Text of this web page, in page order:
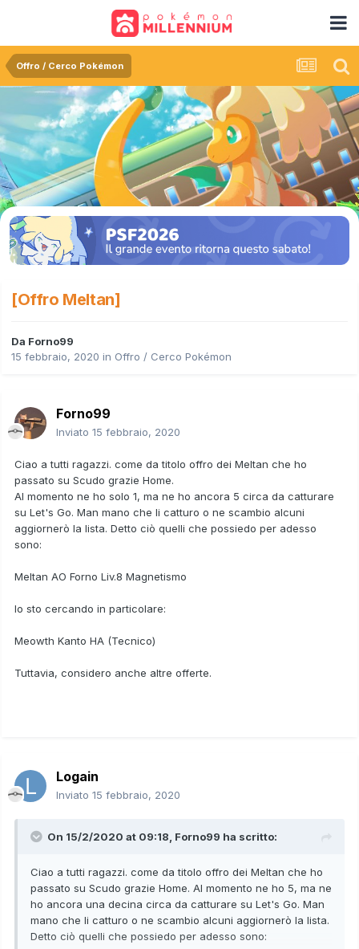
Offro / Cerco Pokémon
[Offro Meltan]
Da Forno99
15 febbraio, 2020 in Offro / Cerco Pokémon
Forno99
Inviato 15 febbraio, 2020
Ciao a tutti ragazzi. come da titolo offro dei Meltan che ho
passato su Scudo grazie Home.
Al momento ne ho solo 1, ma ne ho ancora 5 circa da catturare
su Let's Go. Man mano che li catturo o ne scambio alcuni
aggiornerò la lista. Detto ciò quelli che possiedo per adesso
sono:
Meltan AO Forno Liv.8 Magnetismo
Io sto cercando in particolare:
Meowth Kanto HA (Tecnico)
Tuttavia, considero anche altre offerte.
Logain
Inviato 15 febbraio, 2020
On 15/2/2020 at 09:18, Forno99 ha scritto:
Ciao a tutti ragazzi. come da titolo offro dei Meltan che ho
passato su Scudo grazie Home. Al momento ne ho 5, ma ne
ho ancora una decina circa da catturare su Let's Go. Man
mano che li catturo o ne scambio alcuni aggiornerò la lista.
Detto ciò quelli che possiedo per adesso sono: